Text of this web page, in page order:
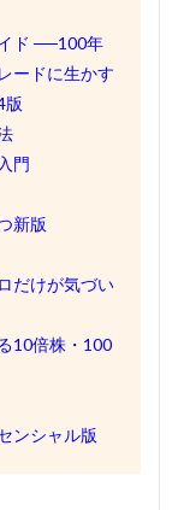
ド ──100年
ードに生かす
版
門
新版
だけが気づい
10倍株・100
ンシャル版